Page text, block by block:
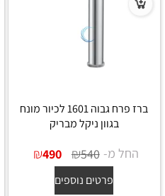
ברז פרח גבוה 1601 לכיור מונח
בגוון ניקל מבריק
החל מ- ₪540
₪490
פרטים נוספים